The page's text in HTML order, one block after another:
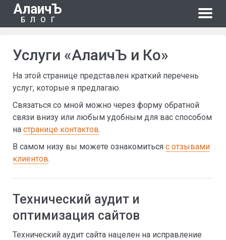
АлаичЪ
БЛОГ
Услуги «АлаичЪ и Ко»
На этой странице представлен краткий перечень
услуг, которые я предлагаю.
Связаться со мной можно через форму обратной
связи внизу или любым удобным для вас способом
на странице контактов.
В самом низу вы можете ознакомиться с отзывами
клиентов.
Технический аудит и
оптимизация сайтов
Технический аудит сайта нацелен на исправление